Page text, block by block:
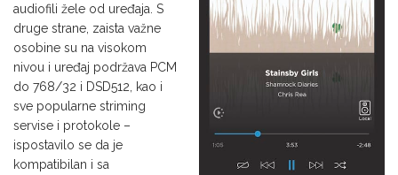
audiofili žele od uređaja. S
druge strane, zaista važne
osobine su na visokom
nivou i uređaj podržava PCM
do 768/32 i DSD512, kao i
sve popularne striming
servise i protokole –
ispostavilo se da je
kompatibilan i sa